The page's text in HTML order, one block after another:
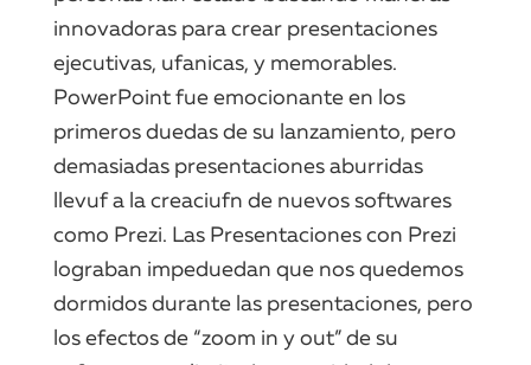
innovadoras para crear presentaciones
ejecutivas, ufanicas, y memorables.
PowerPoint fue emocionante en los
primeros duedas de su lanzamiento, pero
demasiadas presentaciones aburridas
llevuf a la creaciufn de nuevos softwares
como Prezi. Las Presentaciones con Prezi
lograban impeduedan que nos quedemos
dormidos durante las presentaciones, pero
los efectos de “zoom in y out” de su